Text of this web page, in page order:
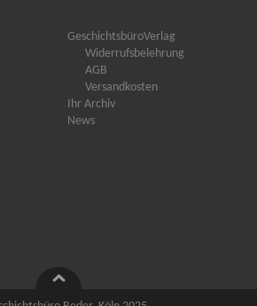
GeschichtsbüroVerlag
Widerrufsbelehrung
AGB
Versandkosten
Ihr Archiv
News